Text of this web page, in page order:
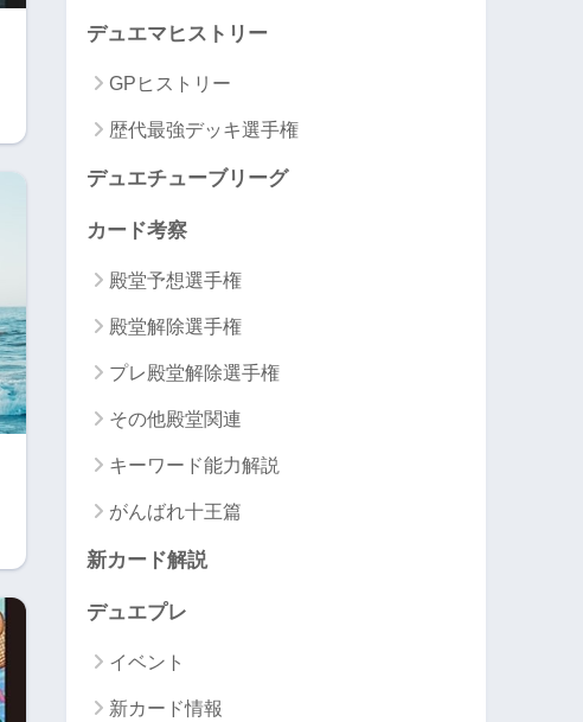
デュエマヒストリー
GPヒストリー
歴代最強デッキ選手権
デュエチューブリーグ
カード考察
殿堂予想選手権
殿堂解除選手権
プレ殿堂解除選手権
その他殿堂関連
キーワード能力解説
がんばれ十王篇
新カード解説
デュエプレ
イベント
新カード情報